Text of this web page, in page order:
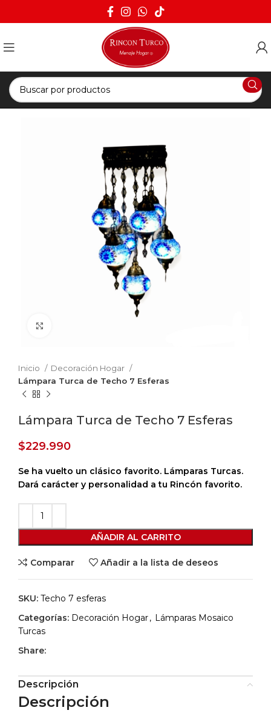
Inicio
Decoración Hogar
Lámpara Turca de Techo 7 Esferas
Lámpara Turca de Techo 7 Esferas
$229.990
Se ha vuelto un clásico favorito. Lámparas Turcas.
Dará carácter y personalidad a tu Rincón favorito.
AÑADIR AL CARRITO
Comparar Añadir a la lista de deseos
SKU: Techo 7 esferas
Categorías: Decoración Hogar, Lámparas Mosaico
Turcas
Share:
Descripción
Descripción